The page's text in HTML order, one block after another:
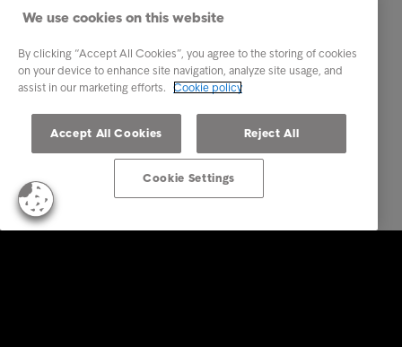
We use cookies on this website
By clicking “Accept All Cookies”, you agree to the storing of cookies
on your device to enhance site navigation, analyze site usage, and
assist in our marketing efforts. Cookie policy
Accept All Cookies Reject All
Cookie Settings